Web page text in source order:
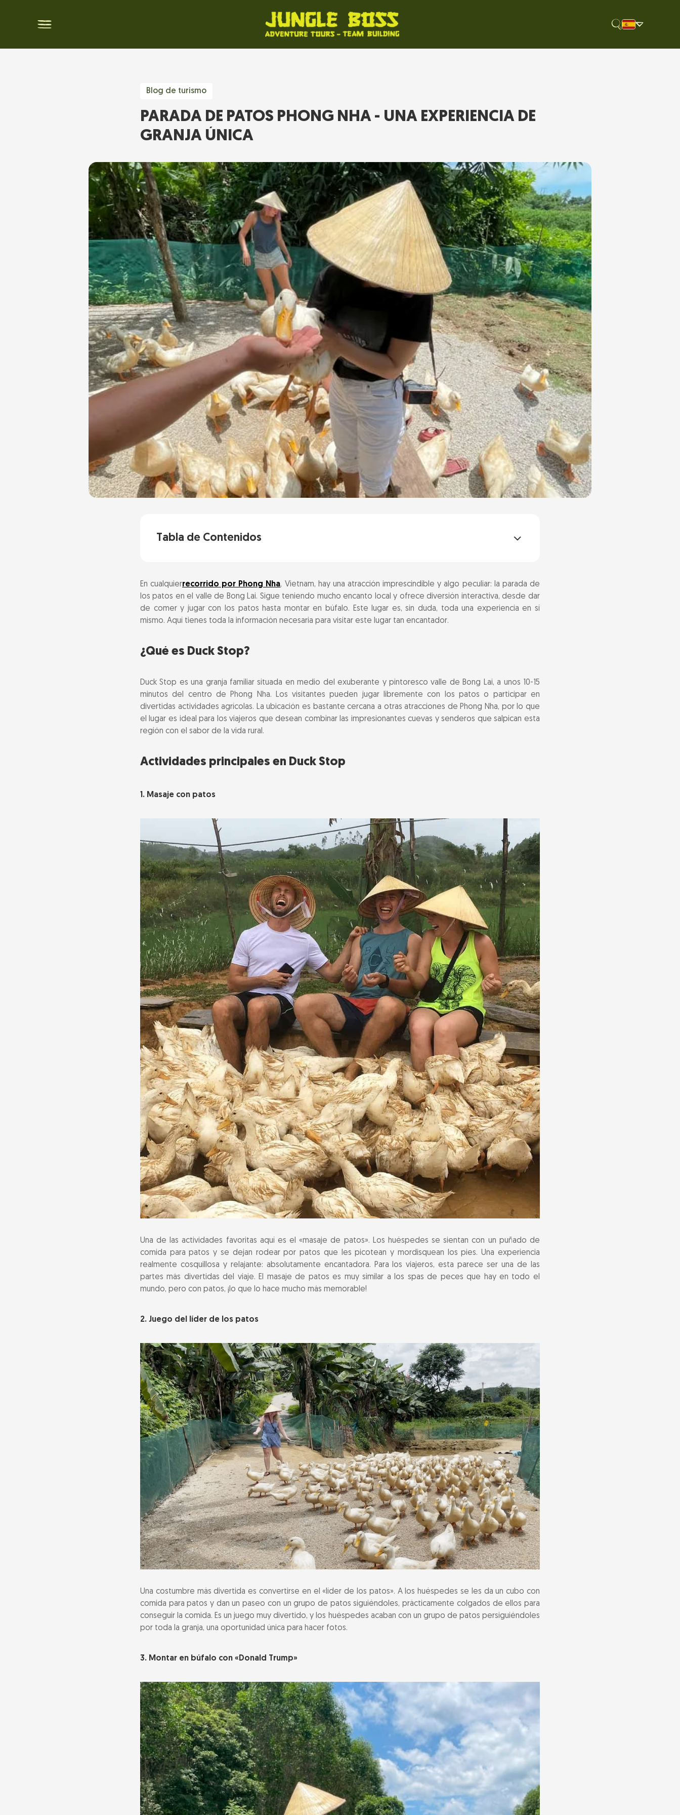
Blog de turismo
PARADA DE PATOS PHONG NHA - UNA EXPERIENCIA DE
GRANJA ÚNICA
Tabla de Contenidos
Actividades principales en Duck Stop
1. Masaje con patos
2. Juego del líder de los patos
4. Disfrutar de las tortitas vietnamitas
Información práctica para visitar Duck Stop
Otras atracciones en los alrededores del valle de Bong Lai
Por qué merece la pena visitar Duck Stop
En cualquierrecorrido por Phong Nha, Vietnam, hay una atracción imprescindible y algo peculiar: la parada de
los patos en el valle de Bong Lai. Sigue teniendo mucho encanto local y ofrece diversión interactiva, desde dar
de comer y jugar con los patos hasta montar en búfalo. Este lugar es, sin duda, toda una experiencia en sí
mismo. Aquí tienes toda la información necesaria para visitar este lugar tan encantador.
¿Qué es Duck Stop?
Duck Stop es una granja familiar situada en medio del exuberante y pintoresco valle de Bong Lai, a unos 10-15
minutos del centro de Phong Nha. Los visitantes pueden jugar libremente con los patos o participar en
divertidas actividades agrícolas. La ubicación es bastante cercana a otras atracciones de Phong Nha, por lo que
el lugar es ideal para los viajeros que desean combinar las impresionantes cuevas y senderos que salpican esta
región con el sabor de la vida rural.
Actividades principales en Duck Stop
1. Masaje con patos
Una de las actividades favoritas aquí es el «masaje de patos». Los huéspedes se sientan con un puñado de
comida para patos y se dejan rodear por patos que les picotean y mordisquean los pies. Una experiencia
realmente cosquillosa y relajante: absolutamente encantadora. Para los viajeros, esta parece ser una de las
partes más divertidas del viaje. El masaje de patos es muy similar a los spas de peces que hay en todo el
mundo, pero con patos, ¡lo que lo hace mucho más memorable!
2. Juego del líder de los patos
Una costumbre más divertida es convertirse en el «líder de los patos». A los huéspedes se les da un cubo con
comida para patos y dan un paseo con un grupo de patos siguiéndoles, prácticamente colgados de ellos para
conseguir la comida. Es un juego muy divertido, y los huéspedes acaban con un grupo de patos persiguiéndoles
por toda la granja, una oportunidad única para hacer fotos.
3. Montar en búfalo con «Donald Trump»